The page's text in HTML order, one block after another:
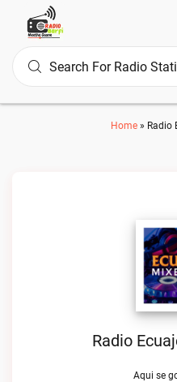
Home » Radio
Radio
Aqui se